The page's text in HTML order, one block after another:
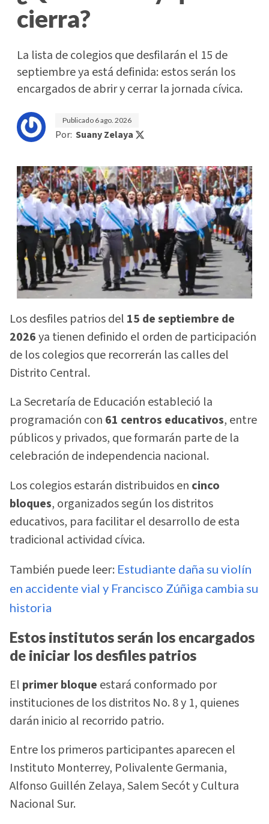
cierra?
La lista de colegios que desfilarán el 15 de
septiembre ya está definida: estos serán los
encargados de abrir y cerrar la jornada cívica.
Publicado 6 ago. 2026
Por: Suany Zelaya
Los desfiles patrios del 15 de septiembre de
2026ya tienen definido el orden de participación
de los colegios que recorrerán las calles del
Distrito Central.
La Secretaría de Educación estableció la
programación con 61 centros educativos, entre
públicos y privados, que formarán parte de la
celebración de independencia nacional.
Los colegios estarán distribuidos en cinco
bloques, organizados según los distritos
educativos, para facilitar el desarrollo de esta
tradicional actividad cívica.
También puede leer: Estudiante daña su violín
en accidente vial y Francisco Zúñiga cambia su
historia
Estos institutos serán los encargados
de iniciar los desfiles patrios
El primer bloque estará conformado por
instituciones de los distritos No. 8 y 1, quienes
darán inicio al recorrido patrio.
Entre los primeros participantes aparecen el
Instituto Monterrey, Polivalente Germania,
Alfonso Guillén Zelaya, Salem Secót y Cultura
Nacional Sur.